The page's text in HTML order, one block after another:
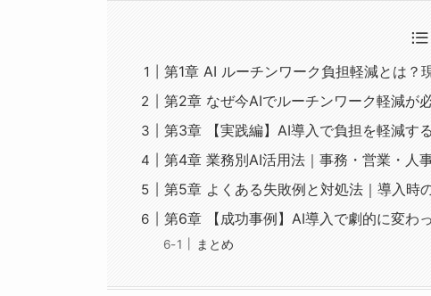
第1章 AI ルーチンワーク負担軽減とは？
第2章 なぜ今AIでルーチンワーク軽減が
第3章 【実践編】AI導入で負担を軽減す
第4章 業務別AI活用法｜事務・営業・人
第5章 よくある失敗例と対処法｜導入時
第6章 【成功事例】AI導入で劇的に変わ
まとめ